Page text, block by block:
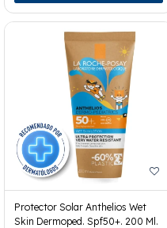
Protector Solar Anthelios Wet
Skin Dermoped. Spf50+. 200 Ml.